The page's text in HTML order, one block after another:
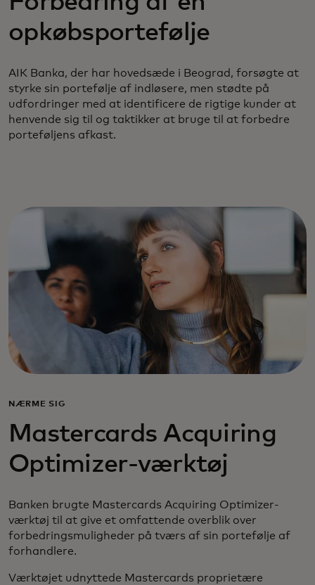
opkøbsportefølje
AIK Banka, der har hovedsæde i Beograd, forsøgte at
styrke sin portefølje af indløsere, men stødte på
udfordringer med at identificere de rigtige kunder at
henvende sig til og taktikker at bruge til at forbedre
porteføljens afkast.
NÆRME SIG
Mastercards Acquiring
Optimizer-værktøj
Banken brugte Mastercards Acquiring Optimizer-
værktøj til at give et omfattende overblik over
forbedringsmuligheder på tværs af sin portefølje af
forhandlere.
Værktøjet udnyttede Mastercards proprietære